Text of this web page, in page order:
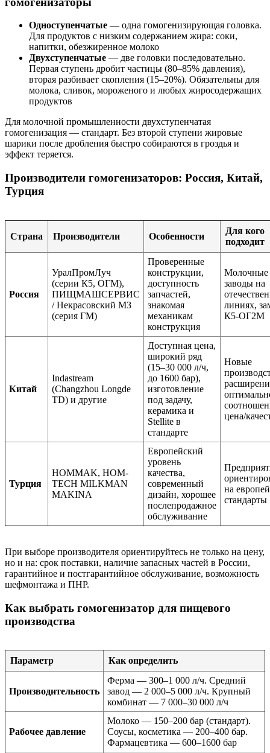
Одноступенчатые — одна гомогенизирующая головка.
Для продуктов с низким содержанием жира: соки,
напитки, обезжиренное молоко
Двухступенчатые — две головки последовательно.
Первая ступень дробит частицы (80–85% давления),
вторая разбивает скопления (15–20%). Обязательны для
молока, сливок, мороженого и любых жиросодержащих
продуктов
Для молочной промышленности двухступенчатая
гомогенизация — стандарт. Без второй ступени жировые
шарики после дробления быстро собираются в гроздья и
эффект теряется.
Производители гомогенизаторов: Россия, Китай,
Турция
Страна Производители Особенности
Для кого
подходит
Россия
УралПромЛуч
(серии К5, ОГМ),
ПИЩМАШСЕРВИС
/ Некрасовский МЗ
(серия ГМ)
Проверенные
конструкции,
доступность
запчастей,
знакомая
механикам
конструкция
Молочные
заводы на
линиях,
К5-ОГ2М
Китай
Indastream
(Changzhou Longde
TD) и другие
Доступная цена,
широкий ряд
(15–30 000 л/ч,
до 1600 бар),
изготовление
под задачу,
керамика и
Stellite в
стандарте
Новые
цена/
Турция
HOMMAK, HOM-
TECH MILKMAN
MAKINA
Европейский
уровень
качества,
современный
дизайн, хорошее
послепродажное
обслуживание
на
стандарты
При выборе производителя ориентируйтесь не только на цену,
но и на: срок поставки, наличие запасных частей в России,
гарантийное и постгарантийное обслуживание, возможность
шефмонтажа и ПНР.
Как выбрать гомогенизатор для пищевого
производства
Параметр Как определить
Производительность
Ферма — 300–1 000 л/ч. Средний
завод — 2 000–5 000 л/ч. Крупный
комбинат — 7 000–30 000 л/ч
Рабочее давление
Молоко — 150–200 бар (стандарт).
Соусы, косметика — 200–400 бар.
Фармацевтика — 600–1600 бар